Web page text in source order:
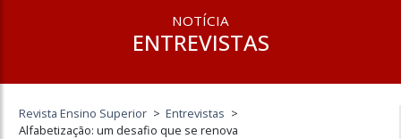
NOTÍCIA
ENTREVISTAS
Revista Ensino Superior > Entrevistas >
Alfabetização: um desafio que se renova